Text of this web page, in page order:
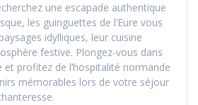
une escapade authentique
les guinguettes de l’Eure vous
idylliques, leur cuisine
festive. Plongez-vous dans
et profitez de l’hospitalité normande
mémorables lors de votre séjour